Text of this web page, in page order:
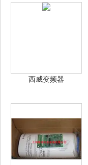
西威变频器